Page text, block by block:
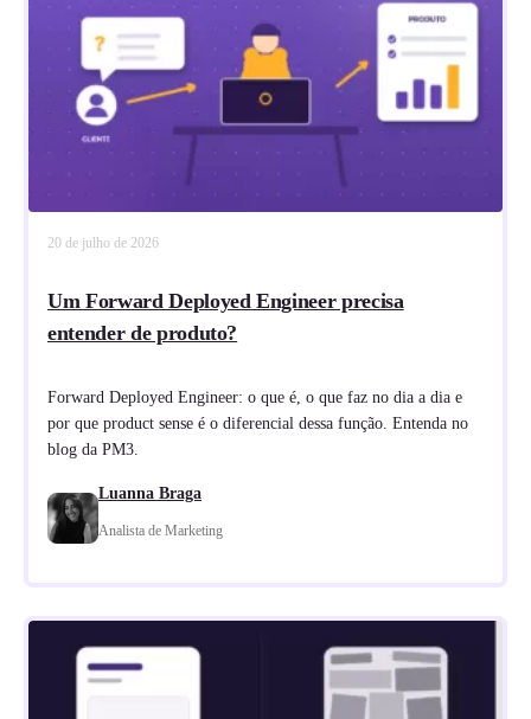
20 de julho de 2026
Um Forward Deployed Engineer precisa
entender de produto?
Forward Deployed Engineer: o que é, o que faz no dia a dia e
por que product sense é o diferencial dessa função. Entenda no
blog da PM3.
Luanna Braga
Analista de Marketing